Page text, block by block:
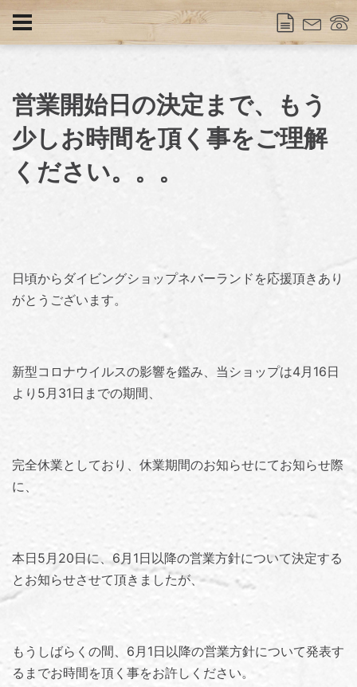
営業開始日の決定まで、もう
少しお時間を頂く事をご理解
ください。。。
日頃からダイビングショップネバーランドを応援頂きあり
がとうございます。
新型コロナウイルスの影響を鑑み、当ショップは4月16日
より5月31日までの期間、
完全休業としており、 休業期間のお知らせにてお知らせ際
に、
本日5月20日に、6月1日以降の営業方針について決定する
とお知らせさせて頂きましたが、
もうしばらくの間、6月1日以降の営業方針について発表す
るまでお時間を頂く事をお許しください。